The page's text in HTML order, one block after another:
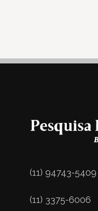
(11) 94743-5409
(11) 3375-6006